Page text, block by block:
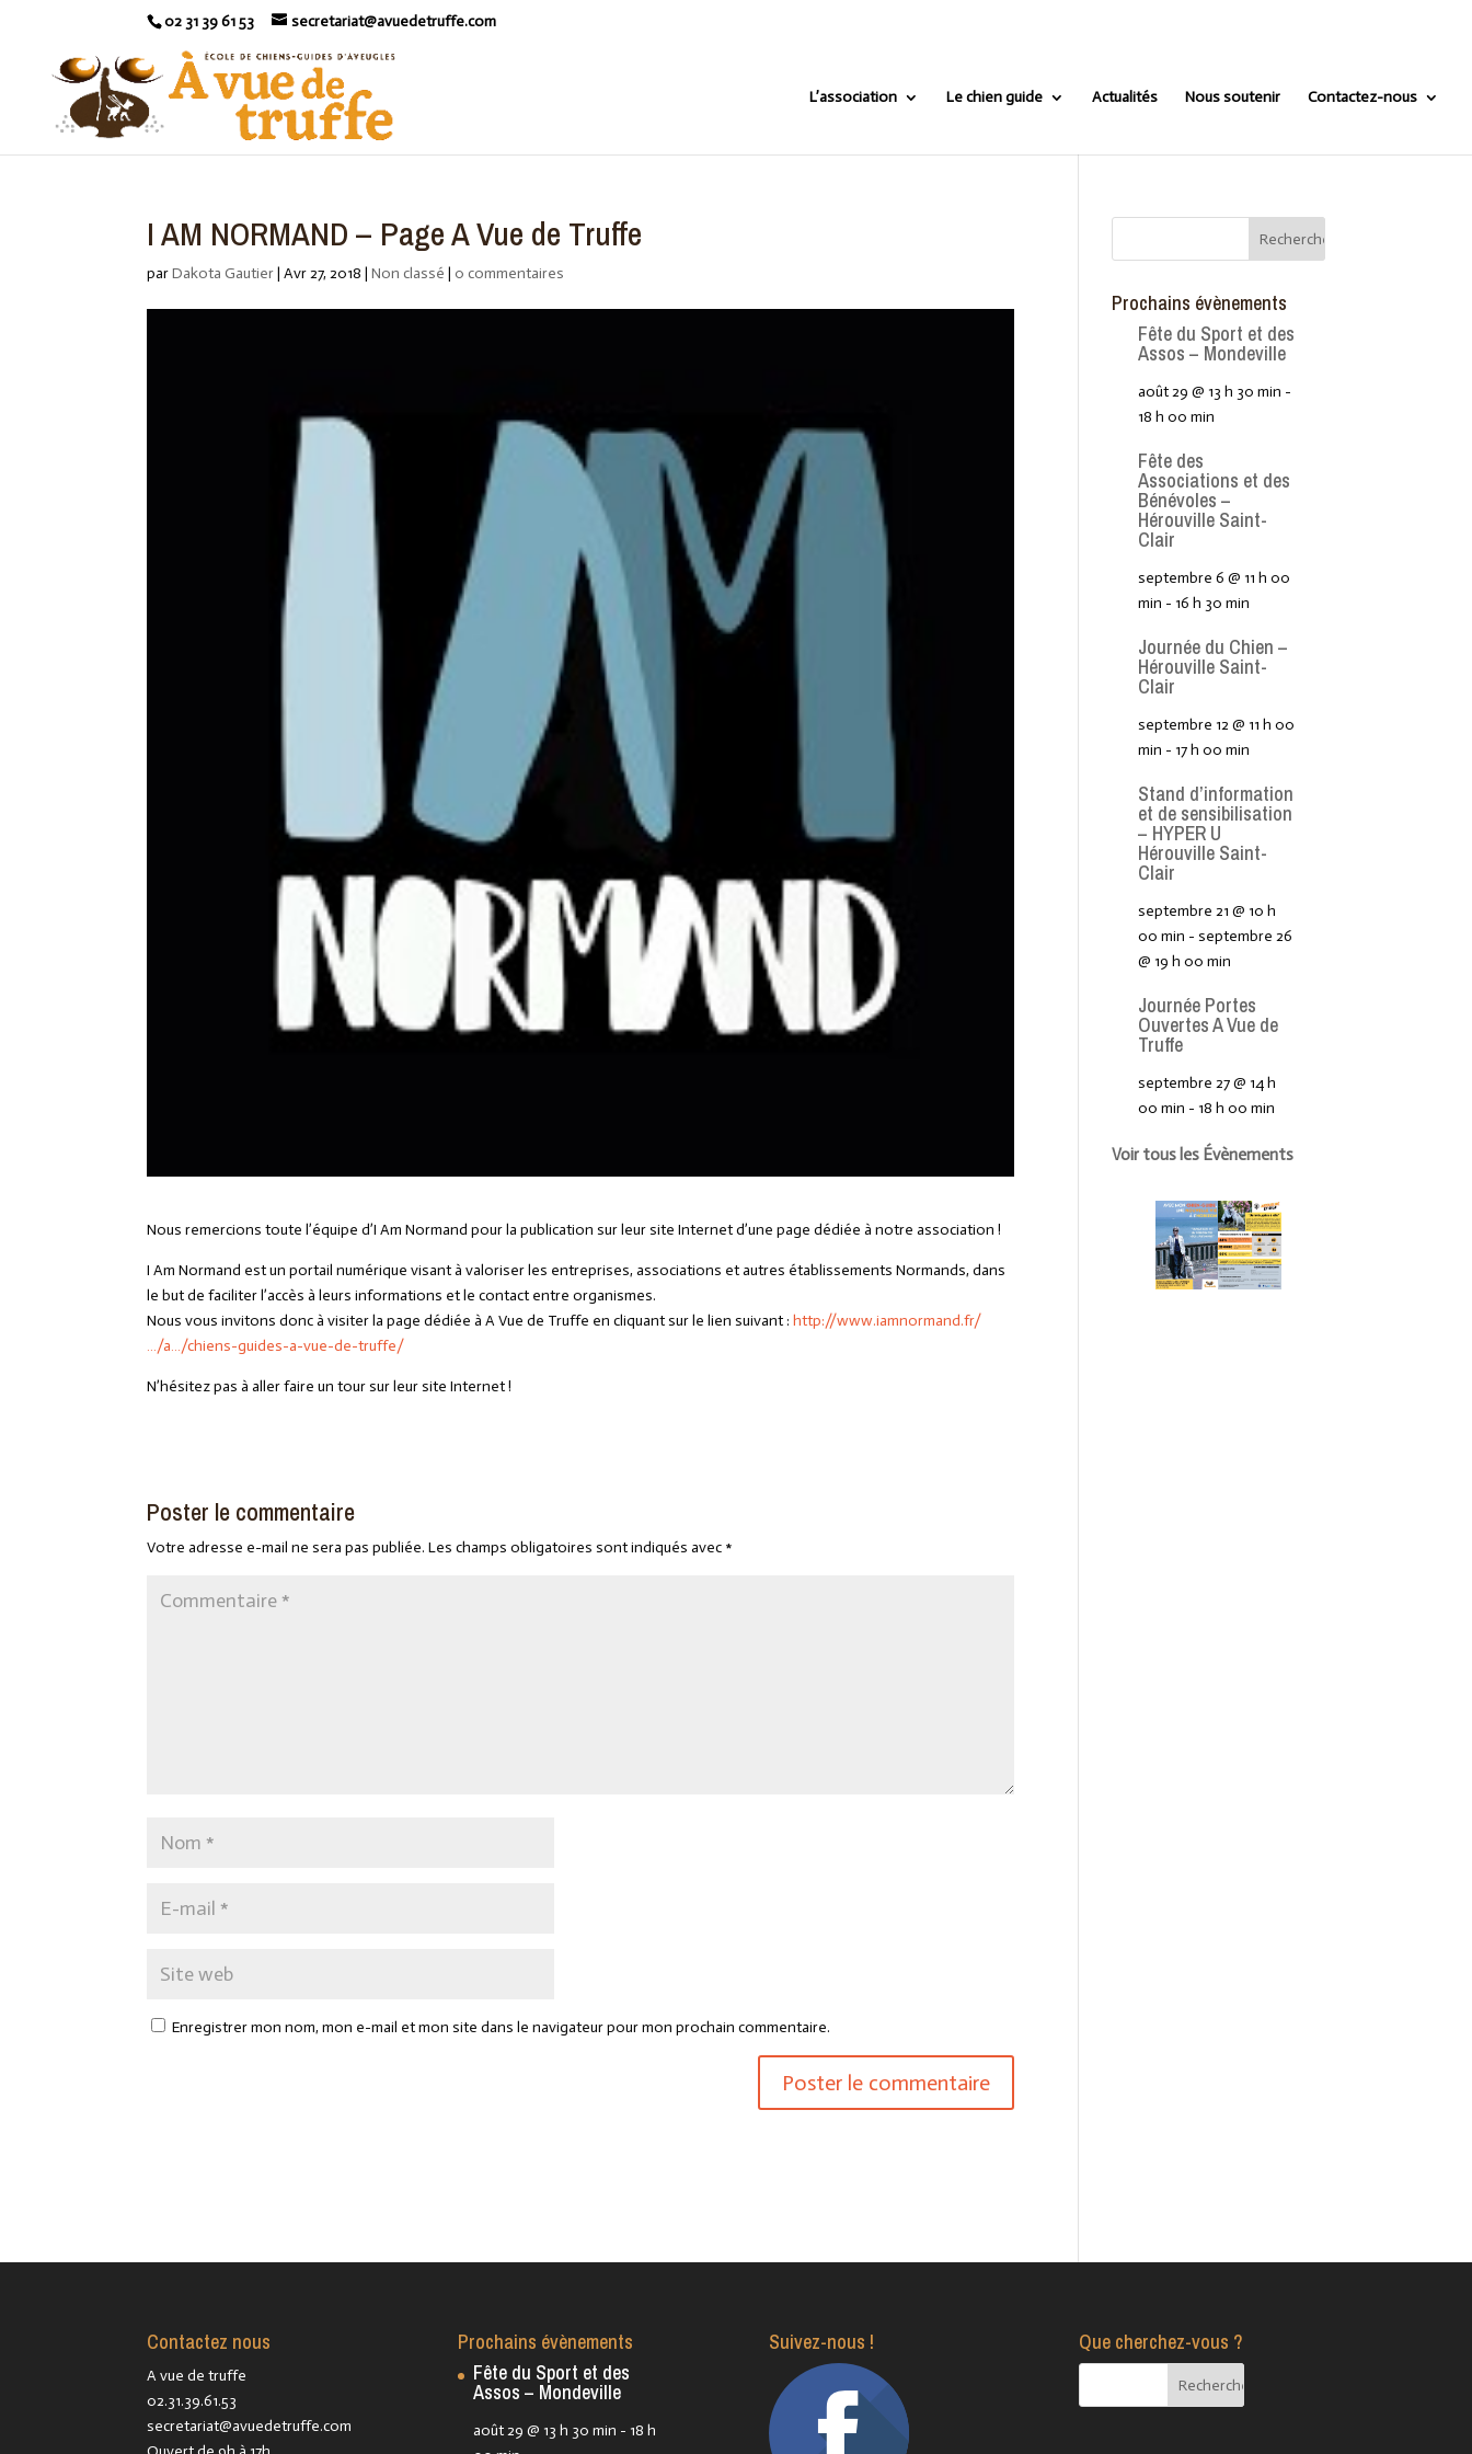
02 31 39 61 53 secretariat@avuedetruffe.com
L’association Le chien guide Actualités Nous soutenir Contactez-nous
I AM NORMAND – Page A Vue de Truffe
parDakota Gautier |Avr 27, 2018 |Non classé |0 commentaires
Nous remercions toute l’équipe d’I Am Normand pour la publication sur leur site Internet d’une page dédiée à notre association !
I Am Normand est un portail numérique visant à valoriser les entreprises, associations et autres établissements Normands, dans
le but de faciliter l’accès à leurs informations et le contact entre organismes.
Nous vous invitons donc à visiter la page dédiée à A Vue de Truffe en cliquant sur le lien suivant :http://www.iamnormand.fr/
…/a…/chiens-guides-a-vue-de-truffe/
N’hésitez pas à aller faire un tour sur leur site Internet !
Poster le commentaire
Votre adresse e-mail ne sera pas publiée. Les champs obligatoires sont indiqués avec *
Enregistrer mon nom, mon e-mail et mon site dans le navigateur pour mon prochain commentaire.
Prochains évènements
Fête du Sport et des
Assos – Mondeville
août 29 @ 13 h 30 min -
18 h 00 min
Fête des
Associations et des
Bénévoles –
Hérouville Saint-
Clair
septembre 6 @ 11 h 00
min - 16 h 30 min
Journée du Chien –
Hérouville Saint-
Clair
septembre 12 @ 11 h 00
min - 17 h 00 min
Stand d’information
et de sensibilisation
– HYPER U
Hérouville Saint-
Clair
septembre 21 @ 10 h
00 min -septembre 26
@ 19 h 00 min
Journée Portes
Ouvertes A Vue de
Truffe
septembre 27 @ 14 h
00 min - 18 h 00 min
Voir tous les Évènements
Contactez nous
A vue de truffe
02.31.39.61.53
secretariat@avuedetruffe.com
Prochains évènements
Fête du Sport et des
Assos – Mondeville
août 29 @ 13 h 30 min - 18 h
Suivez-nous ! Que cherchez-vous ?